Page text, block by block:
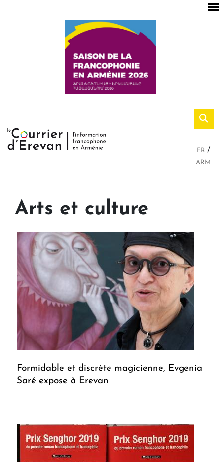
FR
ARM
Arts et culture
Formidable et discrète magicienne, Evgenia
Saré expose à Erevan